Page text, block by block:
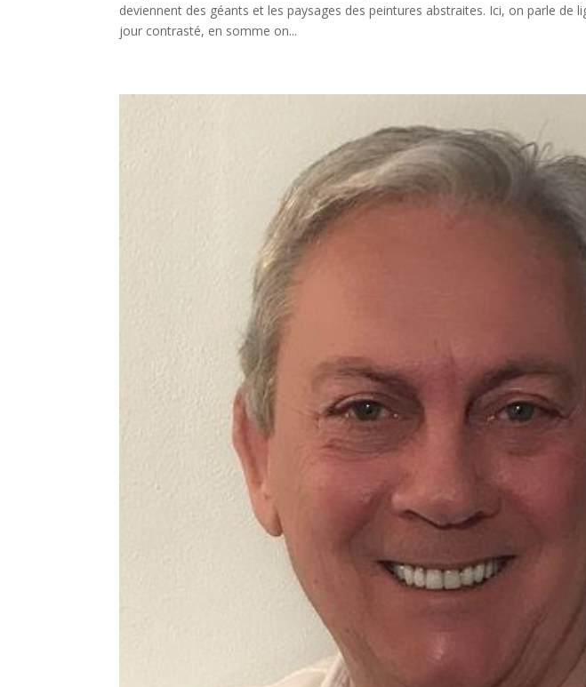
deviennent des géants et les paysages des peintures abstraites. Ici, on parle de
jour contrasté, en somme on...